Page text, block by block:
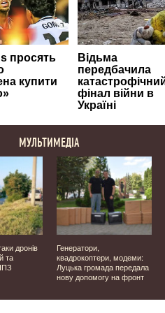
МУЛЬТИМЕДІА
дронів
та
Генератори,
квадрокоптери, модеми:
Луцька громада передала
нову допомогу на фронт